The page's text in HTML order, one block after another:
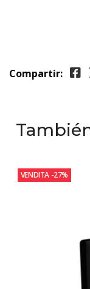
Compartir:
VENDITA -27%